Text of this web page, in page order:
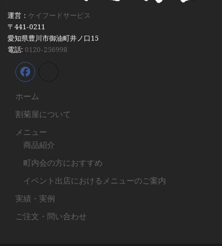
運営： ケイフードサービス
〒441-0211
愛知県豊川市御油町井ノ口15
電話: 0120-256998
ホーム
割菊屋について
メニュー
商品紹介
町内会の方におすすめ
イベント出店におけるメニューのご案内
実績・実例
ご注文・問い合わせ